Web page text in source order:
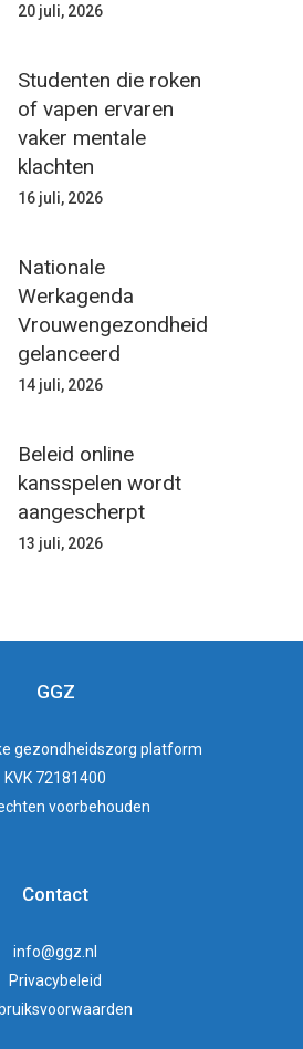
20 juli, 2026
Studenten die roken
of vapen ervaren
vaker mentale
klachten
16 juli, 2026
Nationale
Werkagenda
Vrouwengezondheid
gelanceerd
14 juli, 2026
Beleid online
kansspelen wordt
aangescherpt
13 juli, 2026
GGZ
gezondheidszorg platform
KVK 72181400
voorbehouden
Contact
info@ggz.nl
Privacybeleid